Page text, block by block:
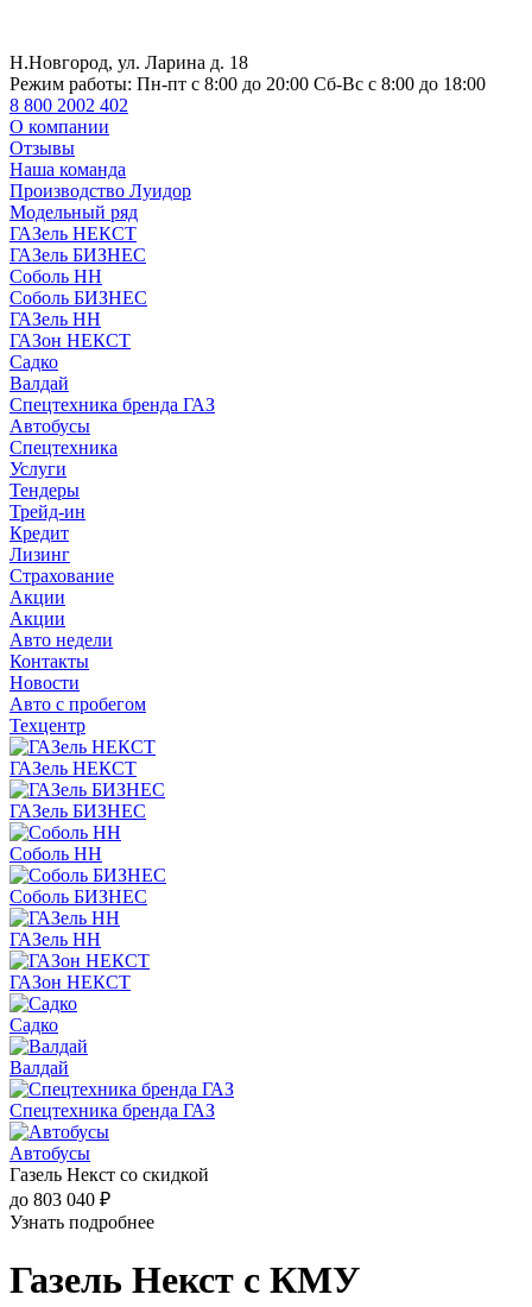
Н.Новгород, ул. Ларина д. 18
Режим работы: Пн-пт с 8:00 до 20:00 Сб-Вс с 8:00 до 18:00
8 800 2002 402
О компании
Отзывы
Наша команда
Производство Луидор
Модельный ряд
ГАЗель НЕКСТ
ГАЗель БИЗНЕС
Соболь НН
Соболь БИЗНЕС
ГАЗель НН
ГАЗон НЕКСТ
Садко
Валдай
Спецтехника бренда ГАЗ
Автобусы
Спецтехника
Услуги
Тендеры
Трейд-ин
Кредит
Лизинг
Страхование
Акции
Акции
Авто недели
Контакты
Новости
Авто с пробегом
Техцентр
ГАЗель НЕКСТ
ГАЗель БИЗНЕС
Соболь НН
Соболь БИЗНЕС
ГАЗель НН
ГАЗон НЕКСТ
Садко
Валдай
Спецтехника бренда ГАЗ
Автобусы
Газель Некст со скидкой
до 803 040 ₽
Узнать подробнее
Газель Некст с КМУ